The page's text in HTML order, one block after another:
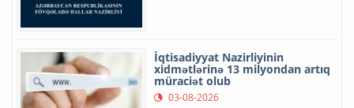
İqtisadiyyat Nazirliyinin
xidmətlərinə 13 milyondan artıq
müraciət olub
03-08-2026